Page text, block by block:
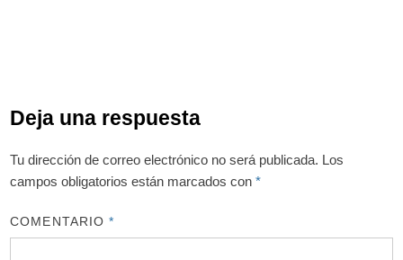
Deja una respuesta
Tu dirección de correo electrónico no será publicada. Los
campos obligatorios están marcados con*
COMENTARIO*